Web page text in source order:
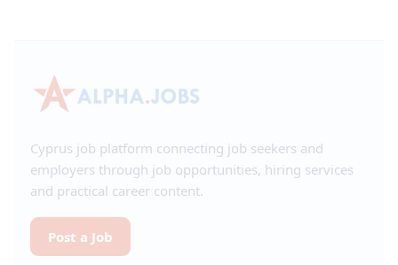
Cyprus job platform connecting job seekers and
employers through job opportunities, hiring services
and practical career content.
Post a Job